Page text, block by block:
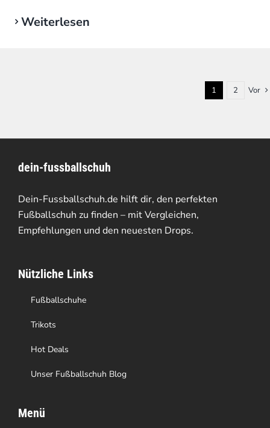
Weiterlesen
1 2 Vor
dein-fussballschuh
Dein-Fussballschuh.de hilft dir, den perfekten
Fußballschuh zu finden – mit Vergleichen,
Empfehlungen und den neuesten Drops.
Nützliche Links
Fußballschuhe
Trikots
Hot Deals
Unser Fußballschuh Blog
Menü